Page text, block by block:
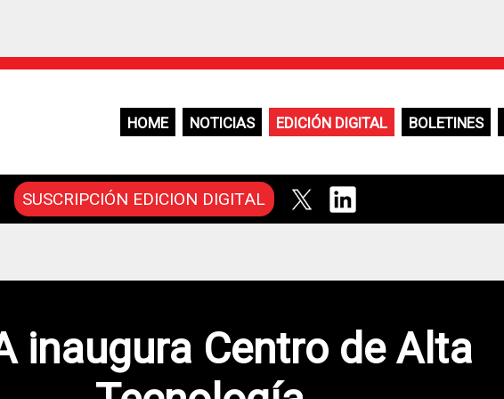
HOME NOTICIAS EDICIÓN DIGITAL BOLETINES
SUSCRIPCIÓN EDICION DIGITAL
inaugura Centro de Alta